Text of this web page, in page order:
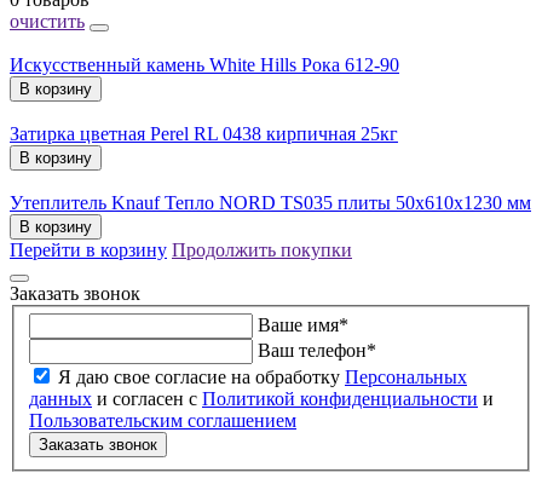
очистить
Искусственный камень White Hills Рока 612-90
В корзину
Затирка цветная Perel RL 0438 кирпичная 25кг
В корзину
Утеплитель Knauf Тепло NORD TS035 плиты 50х610х1230 мм
В корзину
Перейти в корзину Продолжить покупки
Заказать звонок
Ваше имя*
Ваш телефон*
Я даю свое согласие на обработку Персональных
данных и согласен с Политикой конфиденциальности и
Пользовательским соглашением
Заказать звонок